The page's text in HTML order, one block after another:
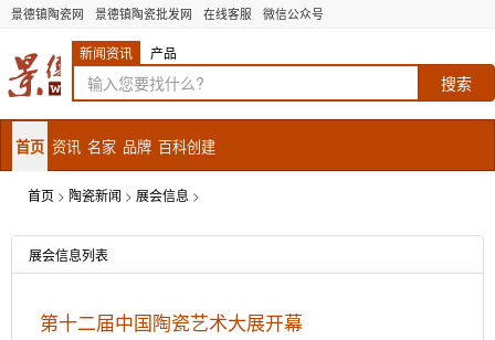
景德镇陶瓷网 景德镇陶瓷批发网 在线客服 微信公众号
新闻资讯 产品
首页 资讯 名家 品牌 百科创建
首页 > 陶瓷新闻 > 展会信息 >
展会信息列表
第十二届中国陶瓷艺术大展开幕